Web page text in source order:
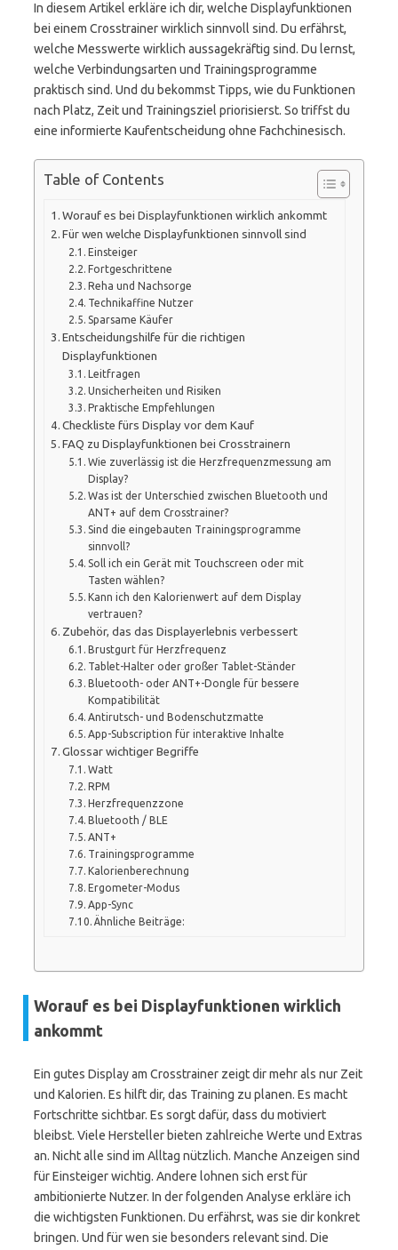
In diesem Artikel erkläre ich dir, welche Displayfunktionen
bei einem Crosstrainer wirklich sinnvoll sind. Du erfährst,
welche Messwerte wirklich aussagekräftig sind. Du lernst,
welche Verbindungsarten und Trainingsprogramme
praktisch sind. Und du bekommst Tipps, wie du Funktionen
nach Platz, Zeit und Trainingsziel priorisierst. So triffst du
eine informierte Kaufentscheidung ohne Fachchinesisch.
Table of Contents
Worauf es bei Displayfunktionen wirklich ankommt
Für wen welche Displayfunktionen sinnvoll sind
Einsteiger
Fortgeschrittene
Reha und Nachsorge
Technikaffine Nutzer
Sparsame Käufer
Entscheidungshilfe für die richtigen
Displayfunktionen
Leitfragen
Unsicherheiten und Risiken
Praktische Empfehlungen
Checkliste fürs Display vor dem Kauf
FAQ zu Displayfunktionen bei Crosstrainern
Wie zuverlässig ist die Herzfrequenzmessung am
Display?
Was ist der Unterschied zwischen Bluetooth und
ANT+ auf dem Crosstrainer?
Sind die eingebauten Trainingsprogramme
sinnvoll?
Soll ich ein Gerät mit Touchscreen oder mit
Tasten wählen?
Kann ich den Kalorienwert auf dem Display
vertrauen?
Zubehör, das das Displayerlebnis verbessert
Brustgurt für Herzfrequenz
Tablet-Halter oder großer Tablet-Ständer
Bluetooth- oder ANT+-Dongle für bessere
Kompatibilität
Antirutsch- und Bodenschutzmatte
App-Subscription für interaktive Inhalte
Glossar wichtiger Begriffe
Watt
RPM
Herzfrequenzzone
Bluetooth / BLE
ANT+
Trainingsprogramme
Kalorienberechnung
Ergometer-Modus
App-Sync
Ähnliche Beiträge:
Worauf es bei Displayfunktionen wirklich
ankommt
Ein gutes Display am Crosstrainer zeigt dir mehr als nur Zeit
und Kalorien. Es hilft dir, das Training zu planen. Es macht
Fortschritte sichtbar. Es sorgt dafür, dass du motiviert
bleibst. Viele Hersteller bieten zahlreiche Werte und Extras
an. Nicht alle sind im Alltag nützlich. Manche Anzeigen sind
für Einsteiger wichtig. Andere lohnen sich erst für
ambitionierte Nutzer. In der folgenden Analyse erkläre ich
die wichtigsten Funktionen. Du erfährst, was sie dir konkret
bringen. Und für wen sie besonders relevant sind. Die